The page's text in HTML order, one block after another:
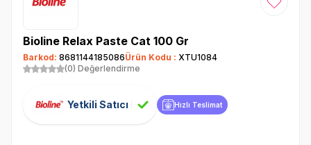
Favoriye
Bioline Relax Paste Cat 100 Gr
Barkod: 8681144185086Ürün Kodu : XTU1084
(0) Değerlendirme
Yetkili Satıcı Hızlı Teslimat